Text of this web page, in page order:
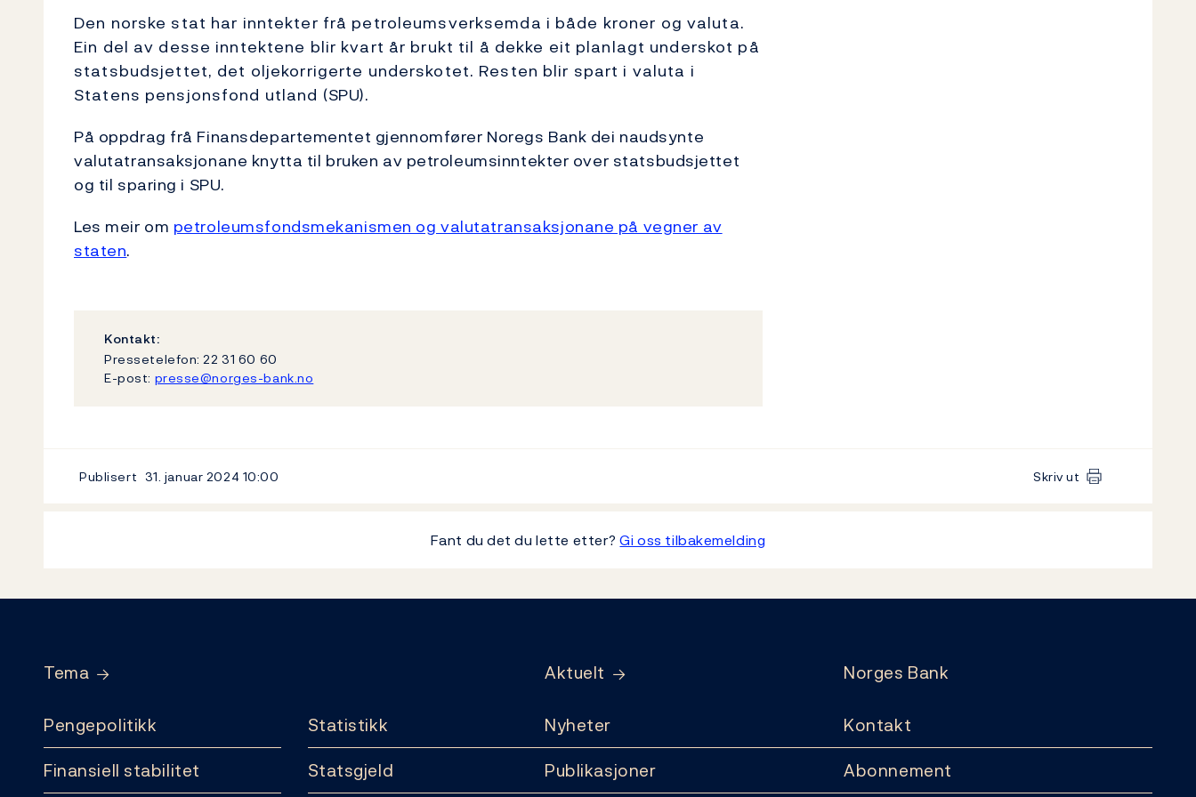
Den norske stat har inntekter frå petroleumsverksemda i både kroner og valuta.
Ein del av desse inntektene blir kvart år brukt til å dekke eit planlagt underskot på
statsbudsjettet, det oljekorrigerte underskotet. Resten blir spart i valuta i
Statens pensjonsfond utland (SPU).
På oppdrag frå Finansdepartementet gjennomfører Noregs Bank dei naudsynte
valutatransaksjonane knytta til bruken av petroleumsinntekter over statsbudsjettet
og til sparing i SPU.
Les meir om petroleumsfondsmekanismen og valutatransaksjonane på vegner av
staten.
Kontakt:
Pressetelefon: 22 31 60 60
E-post: presse@norges-bank.no
Publisert 31. januar 2024 10:00 Skriv ut
Fant du det du lette etter?Gi oss tilbakemelding
Tema
Pengepolitikk
Finansiell stabilitet
Statistikk
Statsgjeld
Aktuelt
Nyheter
Publikasjoner
Norges Bank
Kontakt
Abonnement